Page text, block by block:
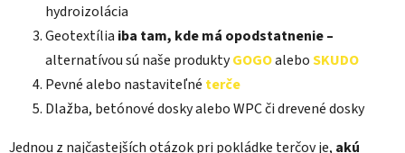
hydroizolácia
Geotextília iba tam, kde má opodstatnenie –
alternatívou sú naše produktyGOGOaleboSKUDO
Pevné alebo nastaviteľné terče
Dlažba, betónové dosky alebo WPC či drevené dosky
Jednou z najčastejších otázok pri pokládke terčov je, akú